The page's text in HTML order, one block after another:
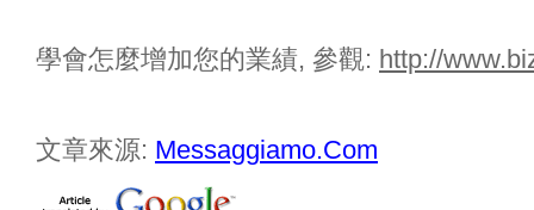
學會怎麼增加您的業績, 參觀: http://
文章來源: Messaggiamo.Com